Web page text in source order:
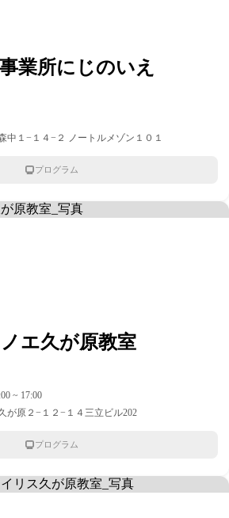
業所にじのいえ
中１−１４−２ ノートルメゾン１０１
プログラム
エ久が原教室
~ 17:00
が原２−１２−１４三立ビル202
プログラム